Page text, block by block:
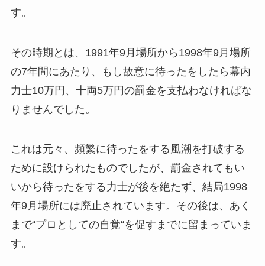
す。
その時期とは、1991年9月場所から1998年9月場所
の7年間にあたり、もし故意に待ったをしたら幕内
力士10万円、十両5万円の罰金を支払わなければな
りませんでした。
これは元々、頻繁に待ったをする風潮を打破する
ために設けられたものでしたが、罰金されてもい
いから待ったをする力士が後を絶たず、結局1998
年9月場所には廃止されています。その後は、あく
まで“プロとしての自覚“を促すまでに留まっていま
す。